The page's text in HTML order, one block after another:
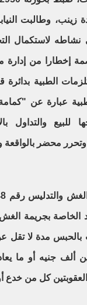
زينب، وطالبت
لاستكمال
إخطارا من إدارة
عبارة عن
للبيع
محضر بالواقعة
الخاصة بجريمة
مدة لا تقل
ألف جنيه أو ما
كل من